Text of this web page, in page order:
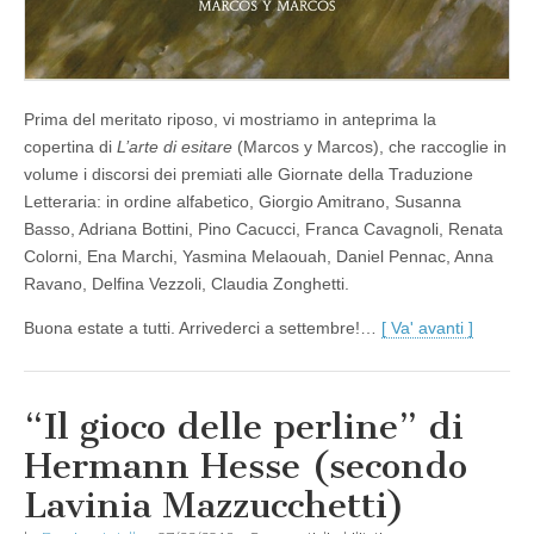
Prima del meritato riposo, vi mostriamo in anteprima la
copertina di L’arte di esitare (Marcos y Marcos), che raccoglie in
volume i discorsi dei premiati alle Giornate della Traduzione
Letteraria: in ordine alfabetico, Giorgio Amitrano, Susanna
Basso, Adriana Bottini, Pino Cacucci, Franca Cavagnoli, Renata
Colorni, Ena Marchi, Yasmina Melaouah, Daniel Pennac, Anna
Ravano, Delfina Vezzoli, Claudia Zonghetti.
Buona estate a tutti. Arrivederci a settembre!… [ Va' avanti ]
“Il gioco delle perline” di
Hermann Hesse (secondo
Lavinia Mazzucchetti)